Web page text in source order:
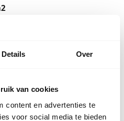
Details Over
van cookies
content en advertenties te
voor social media te bieden
zeggen
ons met een 9/10